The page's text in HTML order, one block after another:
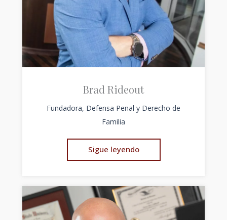
Brad Rideout
Fundadora, Defensa Penal y Derecho de
Familia
Sigue leyendo